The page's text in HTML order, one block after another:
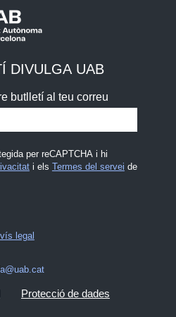
DIVULGA UAB
butlletí al teu correu
per reCAPTCHA i hi
i els Termes del servei de
legal
Protecció de dades